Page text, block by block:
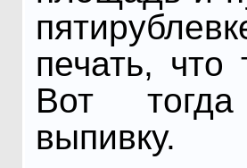
печать,
Вот
выпивку.